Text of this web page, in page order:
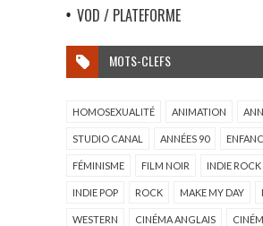
VOD / PLATEFORME
MOTS-CLEFS
HOMOSEXUALITÉ ANIMATION
STUDIO CANAL ANNÉES 90
FÉMINISME FILM NOIR INDIE ROCK
INDIE POP ROCK MAKE MY DAY
WESTERN CINÉMA ANGLAIS